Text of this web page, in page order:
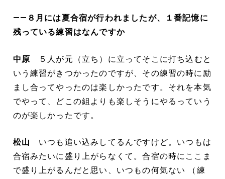
――８月には夏合宿が行われましたが、１番記憶に
残っている練習はなんですか
中原 ５人が元（立ち）に立ってそこに打ち込むと
いう練習がきつかったのですが、その練習の時に励
まし合ってやったのは楽しかったです。それを本気
でやって、どこの組よりも楽しそうにやるっていう
のが楽しかったです。
松山 いつも追い込みしてるんですけど。いつもは
合宿みたいに盛り上がらなくて。合宿の時にここま
で盛り上がるんだと思い、いつもの何気ない （練